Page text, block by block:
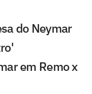
do Neymar
em Remo x